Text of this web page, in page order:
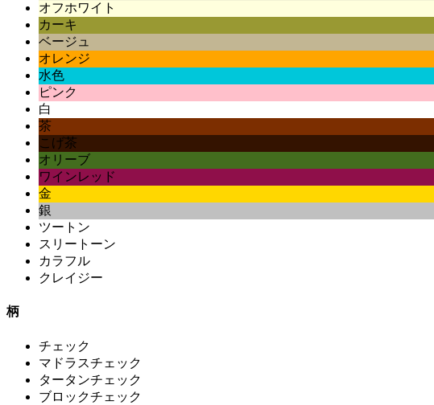
オフホワイト
カーキ
ベージュ
オレンジ
水色
ピンク
白
茶
こげ茶
オリーブ
ワインレッド
金
銀
ツートン
スリートーン
カラフル
クレイジー
柄
チェック
マドラスチェック
タータンチェック
ブロックチェック